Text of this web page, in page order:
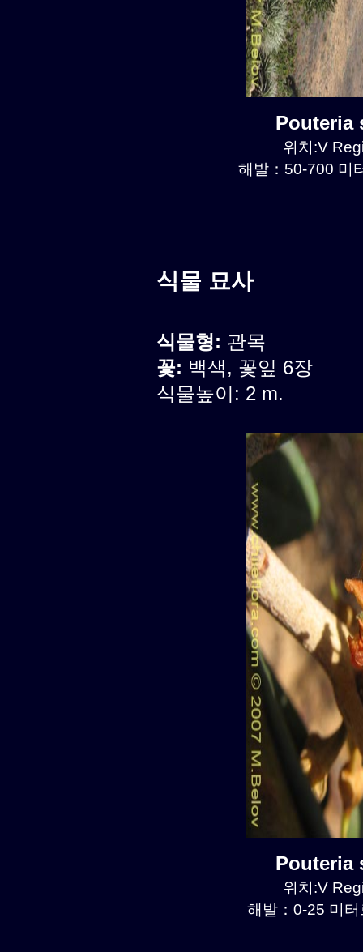
Pouteria
위치:V
해발：50-700 미
식물 묘사
식물형: 관목
꽃: 백색, 꽃잎 6장
식물높이: 2 m.
Pouteria
위치:V
해발：0-25 미